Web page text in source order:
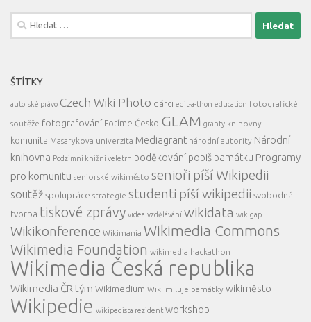
Vyhledávání
ŠTÍTKY
autorské právo Czech Wiki Photo dárci edit-a-thon education fotografické
soutěže fotografování Fotíme Česko GLAM granty knihovny
komunita Masarykova univerzita Mediagrant národní autority Národní
knihovna Podzimní knižní veletrh poděkování popiš památku Programy
pro komunitu seniorské wikiměsto senioři píší Wikipedii
soutěž spolupráce strategie studenti píší wikipedii svobodná
tvorba tiskové zprávy videa vzdělávání wikidata wikigap
Wikikonference Wikimania Wikimedia Commons
Wikimedia Foundation wikimedia hackathon
Wikimedia Česká republika
Wikimedia ČR tým Wikimedium Wiki miluje památky wikiměsto
Wikipedie wikipedista rezident workshop